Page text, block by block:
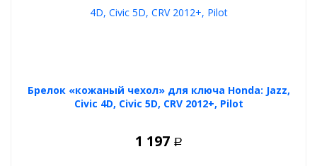
Брелок «кожаный чехол» для ключа Honda: Jazz,
Civic 4D, Civic 5D, CRV 2012+, Pilot
1 197 Р